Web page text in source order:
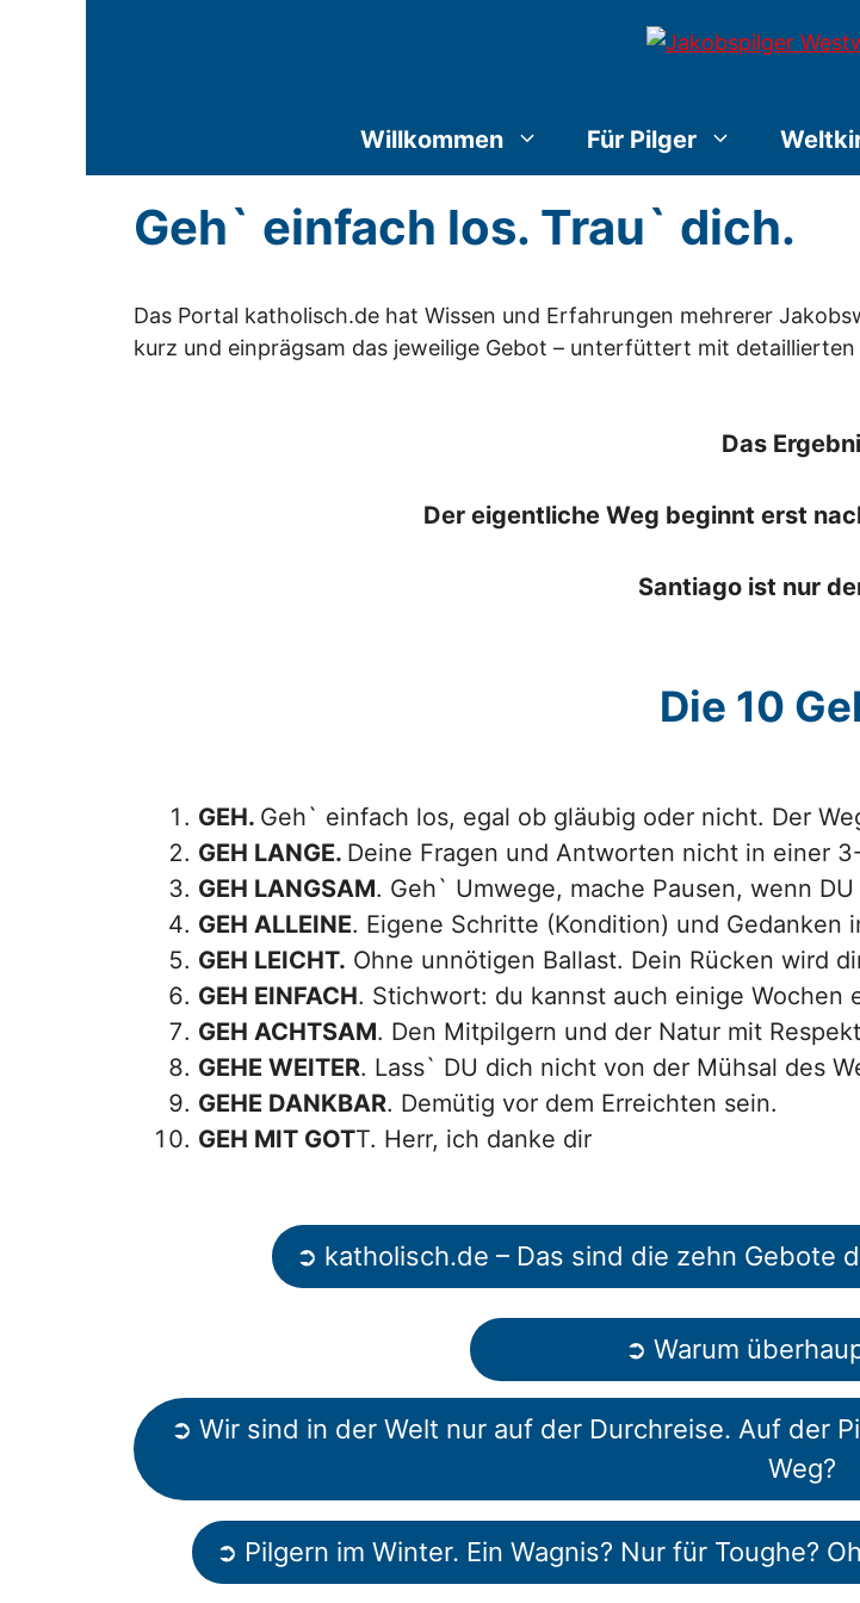
Willkommen Für Pilger
Geh` einfach los. Trau` dich.
Das Portal katholisch.de hat Wissen und Erfahrungen mehrerer
kurz und einprägsam das jeweilige Gebot – unterfüttert mit detaillierten
Das
Der eigentliche Weg beginnt erst
Santiago ist nur
Die 10
GEH. Geh` einfach los, egal ob gläubig oder nicht. Der
GEH LANGE. Deine Fragen und Antworten nicht in einer
GEH LANGSAM. Geh` Umwege, mache Pausen, wenn
GEH ALLEINE. Eigene Schritte (Kondition) und Gedanken
GEH LEICHT. Ohne unnötigen Ballast. Dein Rücken wird
GEH EINFACH. Stichwort: du kannst auch einige Wochen
GEH ACHTSAM. Den Mitpilgern und der Natur mit
GEHE WEITER. Lass` DU dich nicht von der Mühsal des
GEHE DANKBAR. Demütig vor dem Erreichten sein.
GEH MIT GOTT. Herr, ich danke dir
➲ katholisch.de – Das sind die zehn Gebote
➲ Warum
➲ Wir sind in der Welt nur auf der Durchreise. Auf der
Weg?
➲ Pilgern im Winter. Ein Wagnis? Nur für Toughe?